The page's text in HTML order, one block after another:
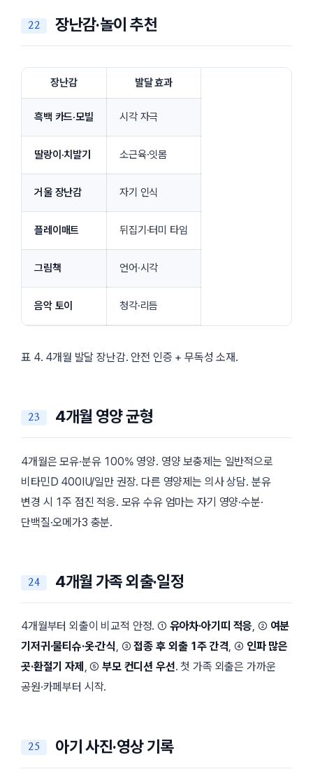
장난감·놀이 추천
장난감 발달 효과
흑백 카드·모빌 시각 자극
딸랑이·치발기 소근육·잇몸
거울 장난감 자기 인식
플레이매트 뒤집기·터미 타임
그림책 언어·시각
음악 토이 청각·리듬
표 4. 4개월 발달 장난감. 안전 인증 + 무독성 소재.
4개월 영양 균형
4개월은 모유·분유 100% 영양. 영양 보충제는 일반적으로
비타민D 400IU/일만 권장. 다른 영양제는 의사 상담. 분유
변경 시 1주 점진 적응. 모유 수유 엄마는 자기 영양·수분·
단백질·오메가3 충분.
4개월 가족 외출·일정
4개월부터 외출이 비교적 안정. ① 유아차·아기띠 적응, ② 여분
기저귀·물티슈·옷·간식, ③접종 후 외출 1주 간격, ④ 인파 많은
곳·환절기 자제 , ⑤부모 컨디션 우선. 첫 가족 외출은 가까운
공원·카페부터 시작.
아기 사진·영상 기록